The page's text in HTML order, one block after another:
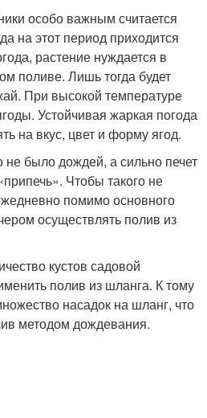
особо важным считается
на этот период приходится
растение нуждается в
поливе. Лишь тогда будет
При высокой температуре
Устойчивая жаркая погода
на вкус, цвет и форму ягод.
было дождей, а сильно печет
Чтобы такого не
помимо основного
осуществлять полив из
кустов садовой
полив из шланга. К тому
насадок на шланг, что
методом дождевания.